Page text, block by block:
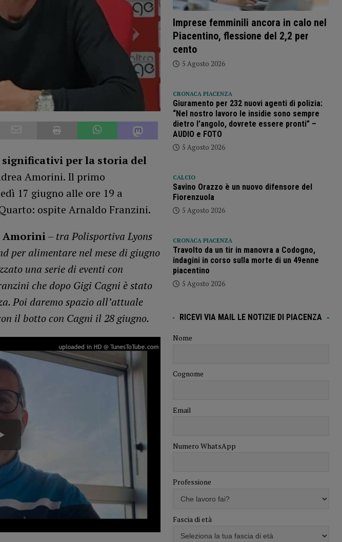
per la storia del
Amorini. Il primo
17 giugno alle ore 19 a
ospite Arnaldo Franzini.
Amorini– tra Polisportiva Lyons
per alimentare nel mese di giugno
una serie di eventi con
che dopo Gigi Cagni è stato
Poi daremo spazio all’attuale
il botto con Cagni il 28 giugno.
Imprese femminili ancora in calo nel
Piacentino, flessione del 2,2 per
cento
5 Agosto 2026
CRONACA PIACENZA
Giuramento per 232 nuovi agenti di polizia:
“Nel nostro lavoro le insidie sono sempre
dietro l’angolo, dovrete essere pronti” –
AUDIO e FOTO
5 Agosto 2026
CALCIO
Savino Orazzo è un nuovo difensore del
Fiorenzuola
5 Agosto 2026
CRONACA PIACENZA
Travolto da un tir in manovra a Codogno,
indagini in corso sulla morte di un 49enne
piacentino
5 Agosto 2026
RICEVI VIA MAIL LE NOTIZIE DI PIACENZA
Nome
Cognome
Email
Numero WhatsApp
Professione
Fascia di età